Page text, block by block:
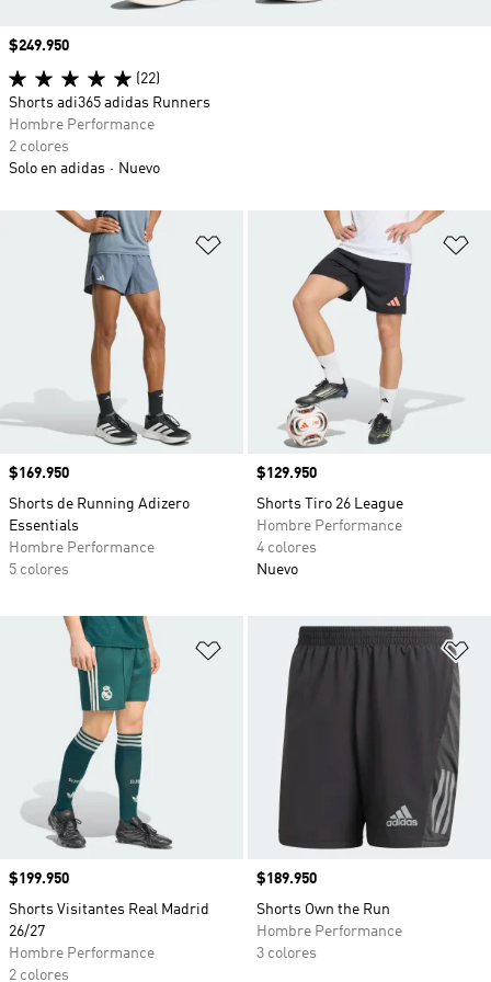
Añadir a la lista de deseos
Precio
$169.950
Shorts de Running Adizero
Essentials
Hombre Performance
5 colores
Precio
$129.950
Shorts Tiro 26 League
Hombre Performance
4 colores
Nuevo
Añadir a la lista de deseos
Precio
$199.950
Shorts Visitantes Real Madrid
26/27
Hombre Performance
2 colores
Precio
$189.950
Shorts Own the Run
Hombre Performance
3 colores
Precio
$249.950
(22)
Shorts adi365 adidas Runners
Hombre Performance
2 colores
Solo en adidas
Nuevo